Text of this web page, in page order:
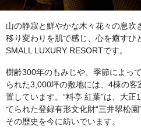
山の静寂と鮮やかな木々花々の息吹
移り変わりを肌で感じ、心を癒すひ
SMALL LUXURY RESORTです。
樹齢300年のもみじや、季節によっ
られた3,000坪の敷地には、4棟の客
置しています。“料亭 紅葉”は、大
てられた登録有形文化財“三井翠松園
その歴史を今に紡いでいます。